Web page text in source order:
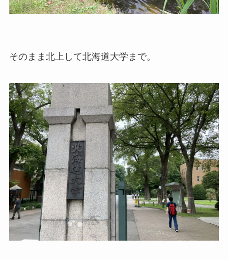
そのまま北上して北海道大学まで。